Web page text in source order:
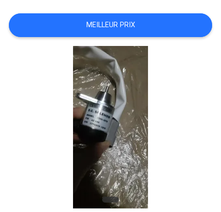
NOUS
CONTACTER
NOUVELLES
MEILLEUR PRIX